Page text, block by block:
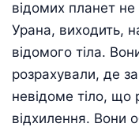
відомих планет
Урана, виходить,
відомого тіла.
розрахували, де
невідоме тіло, що
відхилення. Вони